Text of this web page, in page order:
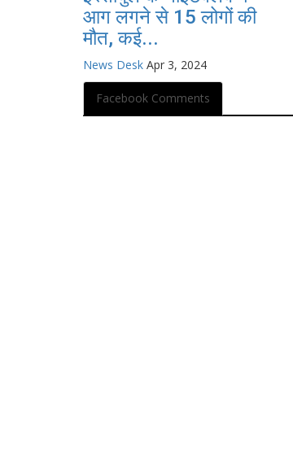
आग लगने से 15 लोगों की
मौत, कई...
News Desk Apr 3, 2024
Facebook Comments